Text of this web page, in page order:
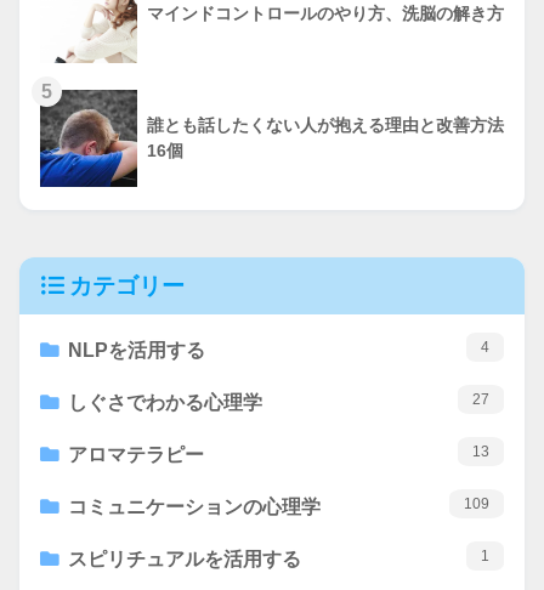
マインドコントロールのやり方、洗脳の解き方
5
誰とも話したくない人が抱える理由と改善方法
16個
カテゴリー
NLPを活用する 4
しぐさでわかる心理学 27
アロマテラピー 13
コミュニケーションの心理学 109
スピリチュアルを活用する 1